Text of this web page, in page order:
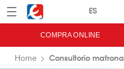
Menú Eroski
COMPRA ONLINE
Home Consultorio matrona